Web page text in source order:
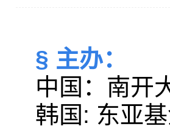
§ 主办：
中国：南开
韩国: 东亚